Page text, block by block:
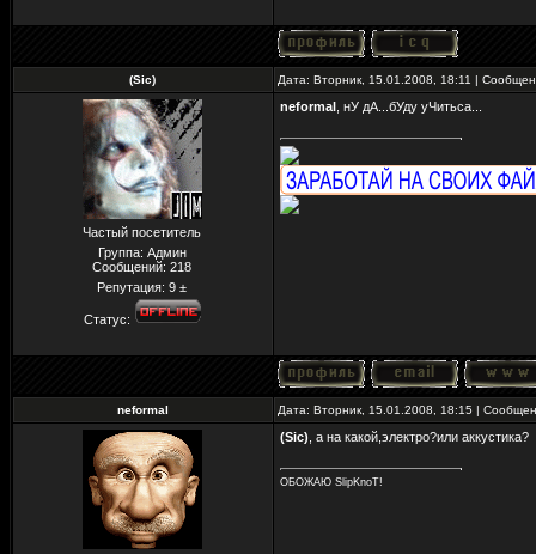
(Sic) Дата: Вторник, 15.01.2008, 18:11 |
Частый посетитель
Группа: Админ
Сообщений:218
Репутация:9 ±
Статус:
neformal , нУ дА...бУду уЧитьса...
neformal Дата: Вторник, 15.01.2008, 18:15 |
(Sic) , а на какой,электро?или аккустика?
ОБОЖАЮ SlipKnoT!